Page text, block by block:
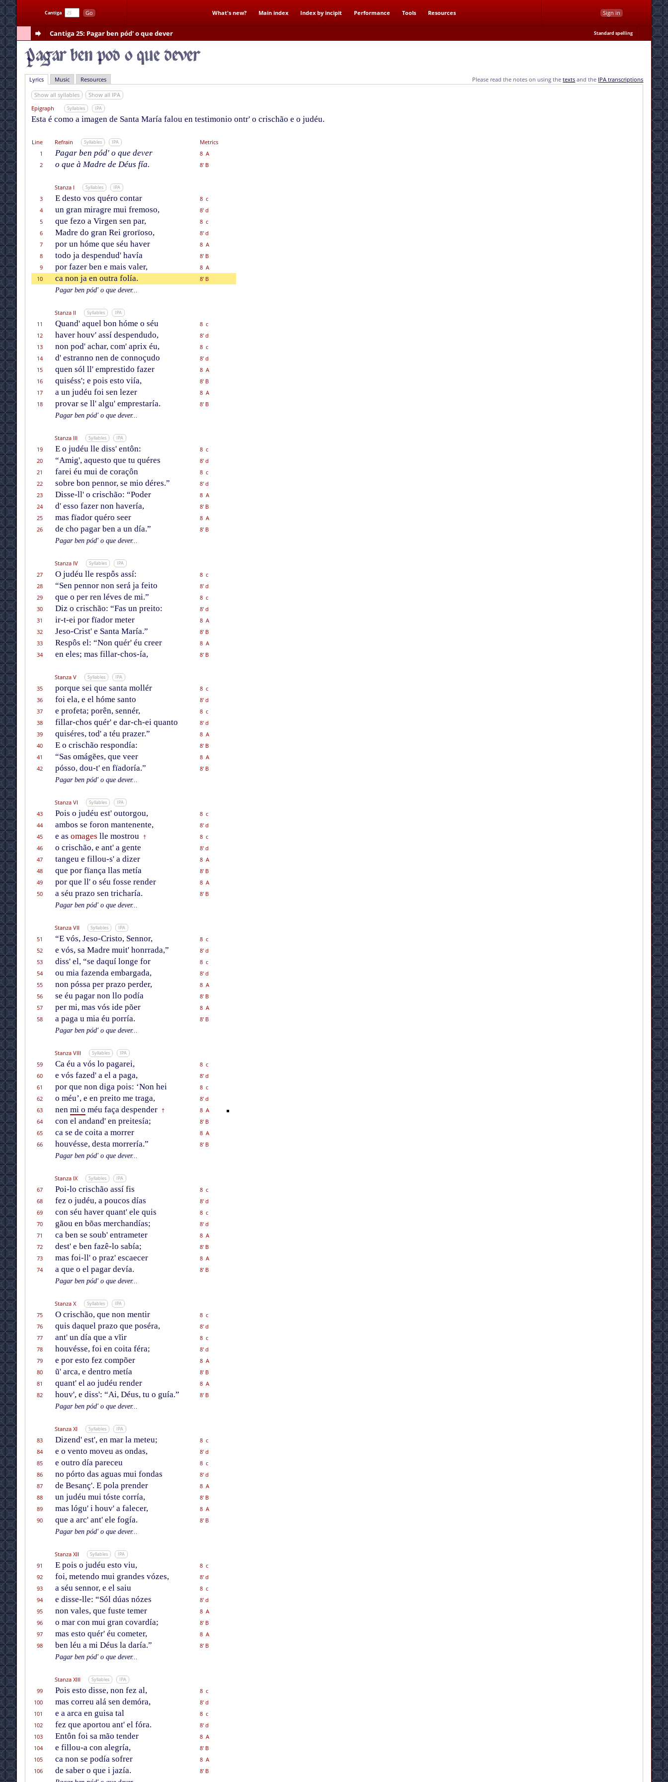
Cantiga Go What's new? Main index Index by incipit Performance Tools Resources Sign in
Cantiga 25: Pagar ben pód' o que dever Standard spelling
Lyrics Music Resources Please read the notes on using thetexts and the IPA transcriptions
Show all syllables
Show all IPA
Epigraph
Syllables IPA
Esta é como a imagen de Santa María falou en testimonio ontr' o crischão e o judéu.
Line Refrain Syllables IPA
Metrics
1
Pagar ben pód' o que dever
8 A
2
o que à Madre de Déus fía. 8' B
Stanza I Syllables IPA
3 E desto vos quéro contar
8 c
4
un gran miragre mui fremoso,
8' d
5
que fezo a Virgen sen par,
8 c
6
Madre do gran Rei grorïoso,
8' d
7
por un hóme que séu haver
8 A
8
todo ja despendud' havía
8' B
9
por fazer ben e mais valer,
8 A
10
ca non ja en outra folía.
8' B
Pagar ben pód' o que dever...
Stanza II Syllables IPA
11 Quand' aquel bon hóme o séu
8 c
12
haver houv' assí despendudo,
8' d
13
non pod' achar, com' aprix éu,
8 c
14
d' estranno nen de connoçudo
8' d
15
quen sól ll' emprestido fazer
8 A
16
quiséss'; e pois esto viía,
8' B
17
a un judéu foi sen lezer
8 A
18
provar se ll' algu' emprestaría.
8' B
Pagar ben pód' o que dever...
Stanza III Syllables IPA
19 E o judéu lle diss' entôn:
8 c
20
“Amig', aquesto que tu quéres
8' d
21
farei éu mui de coraçôn
8 c
22
sobre bon pennor, se mio déres.”
8' d
23
Disse-ll' o crischão: “Poder
8 A
24
d' esso fazer non havería,
8' B
25
mas fïador quéro seer
8 A
26
de cho pagar ben a un día.”
8' B
Pagar ben pód' o que dever...
Stanza IV Syllables IPA
27 O judéu lle respôs assí:
8 c
28
“Sen pennor non será ja feito
8' d
29
que o per ren léves de mi.”
8 c
30
Diz o crischão: “Fas un preito:
8' d
31
ir-t-ei por fïador meter
8 A
32
Jeso-Crist' e Santa María.”
8' B
33
Respôs el: “Non quér' éu creer
8 A
34
en eles; mas fillar-chos-ía, 8' B
Stanza V Syllables IPA
35 porque sei que santa mollér
8 c
36
foi ela, e el hóme santo
8' d
37
e profeta; porên, sennér,
8 c
38
fillar-chos quér' e dar-ch-ei quanto
8' d
39
quiséres, tod' a téu prazer.”
8 A
40
E o crischão respondía:
8' B
41
“Sas omágẽes, que veer
8 A
42
pósso, dou-t' en fïadoría.”
8' B
Pagar ben pód' o que dever...
Stanza VI Syllables IPA
43 Pois o judéu est' outorgou,
8 c
44
ambos se foron mantenente,
8' d
45
e as omages lle mostrou †
8 c
46
o crischão, e ant' a gente
8' d
47
tangeu e fillou-s' a dizer
8 A
48
que por fïança llas metía
8' B
49
por que ll' o séu fosse render
8 A
50
a séu prazo sen tricharía.
8' B
Pagar ben pód' o que dever...
Stanza VII Syllables IPA
51 “E vós, Jeso-Cristo, Sennor,
8 c
52
e vós, sa Madre muit' honrrada,”
8' d
53
diss' el, “se daquí longe for
8 c
54
ou mia fazenda embargada,
8' d
55
non póssa per prazo perder,
8 A
56
se éu pagar non llo podía
8' B
57
per mi, mas vós ide põer
8 A
58
a paga u mia éu porría.
8' B
Pagar ben pód' o que dever...
Stanza VIII Syllables IPA
59 Ca éu a vós lo pagarei,
8 c
60
e vós fazed' a el a paga,
8' d
61
por que non diga pois: ‘Non hei
8 c
62
o méu’, e en preito me traga,
8' d
63
nen mi o méu faça despender †
8 A
64
con el andand' en preitesía;
8' B
65
ca se de coita a morrer
8 A
66
houvésse, desta morrería.”
8' B
Pagar ben pód' o que dever...
Stanza IX Syllables IPA
67 Poi-lo crischão assí fis
8 c
68
fez o judéu, a poucos días
8' d
69
con séu haver quant' ele quis
8 c
70
gãou en bõas merchandías;
8' d
71
ca ben se soub' entrameter
8 A
72
dest' e ben fazê-lo sabía;
8' B
73
mas foi-ll' o praz' escaecer
8 A
74
a que o el pagar devía.
8' B
Pagar ben pód' o que dever...
Stanza X Syllables IPA
75 O crischão, que non mentir
8 c
76
quis daquel prazo que poséra,
8' d
77
ant' un día que a vĩir
8 c
78
houvésse, foi en coita féra;
8' d
79
e por esto fez compõer
8 A
80
ũ' arca, e dentro metía
8' B
81
quant' el ao judéu render
8 A
82
houv', e diss': “Ai, Déus, tu o guía.”
8' B
Pagar ben pód' o que dever...
Stanza XI Syllables IPA
83 Dizend' est', en mar la meteu;
8 c
84
e o vento moveu as ondas,
8' d
85
e outro día pareceu
8 c
86
no pórto das aguas mui fondas
8' d
87
de Besanç'. E pola prender
8 A
88
un judéu mui tóste corría,
8' B
89
mas lógu' i houv' a falecer,
8 A
90
que a arc' ant' ele fogía.
8' B
Pagar ben pód' o que dever...
Stanza XII Syllables IPA
91 E pois o judéu esto viu,
8 c
92
foi, metendo mui grandes vózes,
8' d
93
a séu sennor, e el saiu
8 c
94
e disse-lle: “Sól dúas nózes
8' d
95
non vales, que fuste temer
8 A
96
o mar con mui gran covardía;
8' B
97
mas esto quér' éu cometer,
8 A
98
ben léu a mi Déus la daría.”
8' B
Pagar ben pód' o que dever...
Stanza XIII Syllables IPA
99 Pois esto disse, non fez al,
8 c
100
mas correu alá sen demóra,
8' d
101
e a arca en guisa tal
8 c
102
fez que aportou ant' el fóra.
8' d
103
Entôn foi sa mão tender
8 A
104
e fillou-a con alegría,
8' B
105
ca non se podía sofrer
8 A
106
de saber o que i jazía.
8' B